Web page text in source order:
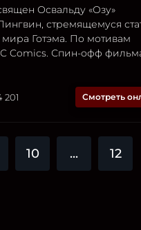
Освальду «Озу»
стремящемуся
Готэма. По мотивам
Comics. Спин-офф
201 Смотреть
10 ... 12